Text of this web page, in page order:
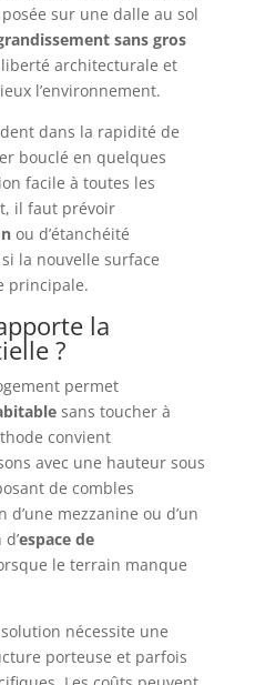
sur une dalle au sol
sans gros
architecturale et
l’environnement.
dans la rapidité de
bouclé en quelques
facile à toutes les
il faut prévoir
ou d’étanchéité
la nouvelle surface
principale.
la
?
permet
sans toucher à
convient
avec une hauteur sous
de combles
mezzanine ou d’un
espace de
le terrain manque
nécessite une
porteuse et parfois